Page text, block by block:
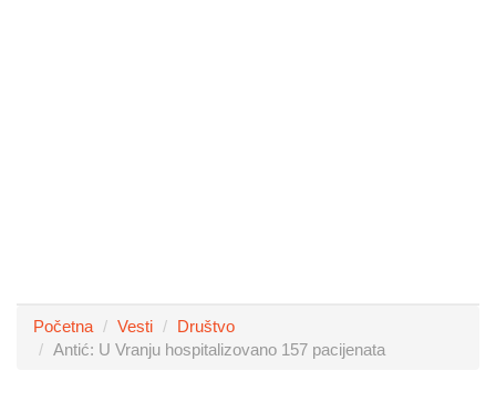
Početna Vesti
Društvo
Antić: U Vranju hospitalizovano 157 pacijenata